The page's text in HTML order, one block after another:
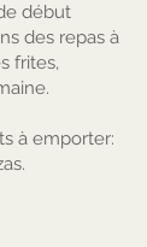
début
des repas à
frites,
à emporter: